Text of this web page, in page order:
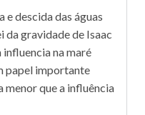
descida das águas
da gravidade de Isaac
influencia na maré
papel importante
menor que a influência